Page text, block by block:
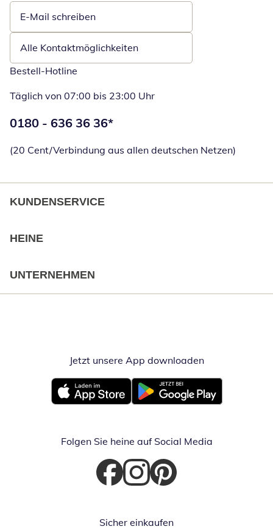
E-Mail schreiben
Öffnet E-Mail-Client
Alle Kontaktmöglichkeiten
Bestell-Hotline
Täglich von 07:00 bis 23:00 Uhr
Telefonnummer:
0180 - 636 36 36*
(20 Cent/Verbindung aus allen deutschen Netzen)
KUNDENSERVICE
HEINE
UNTERNEHMEN
Jetzt unsere App downloadenÖffnet in
Öffnet in neuem FensterÖffnet in neuem Fenster
Folgen Sie heine auf Social Media
Öffnet in neuem Fenster
Öffnet in neuem Fenster
Öffnet in neuem Fenster
Sicher einkaufen